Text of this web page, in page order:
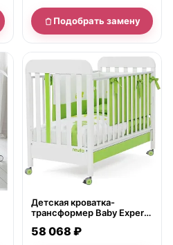
Подобрать замену
Детская кроватка-
трансформер Baby Expert
58 068 ₽